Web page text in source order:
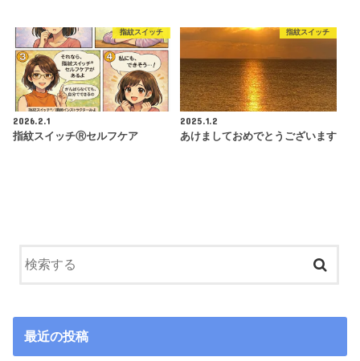
指紋スイッチ
2026.2.1
指紋スイッチⓇセルフケア
指紋スイッチ
2025.1.2
あけましておめでとうございます
最近の投稿